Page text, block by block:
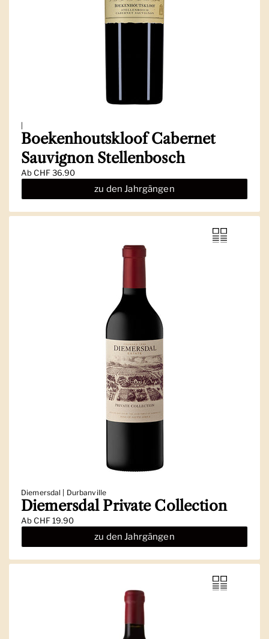
|
Boekenhoutskloof Cabernet
Sauvignon Stellenbosch
AbCHF 36.90
zu den Jahrgängen
Diemersdal | Durbanville
Diemersdal Private Collection
AbCHF 19.90
zu den Jahrgängen